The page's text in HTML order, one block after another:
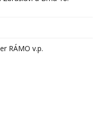
RÁMO v.p.